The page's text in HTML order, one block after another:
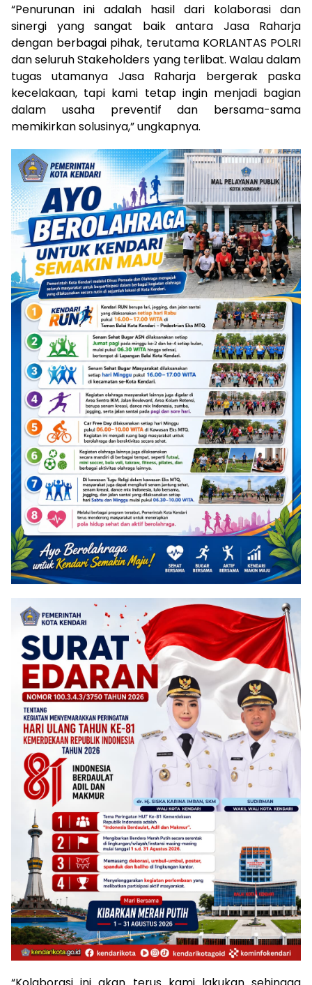
“Penurunan ini adalah hasil dari kolaborasi dan
sinergi yang sangat baik antara Jasa Raharja
dengan berbagai pihak, terutama KORLANTAS POLRI
dan seluruh Stakeholders yang terlibat. Walau dalam
tugas utamanya Jasa Raharja bergerak paska
kecelakaan, tapi kami tetap ingin menjadi bagian
dalam usaha preventif dan bersama-sama
memikirkan solusinya,” ungkapnya.